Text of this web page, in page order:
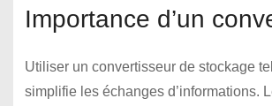
Importance d’un
Utiliser un convertisseur de stockage
simplifie les échanges d’informations.